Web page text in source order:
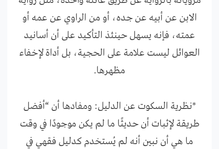
الابن عن أبيه عن جده، أو من الراوي عن عمه أو
عمته، فإنه يسهل حينئذ التأكيد على أن أسانيد
العوائل ليست علامة على الحجية، بل أداة لإخفاء
مظهرها.
*نظرية السكوت عن الدليل: ومفادها أن “أفضل
طريقة لإثبات أن حديثًا ما لم يكن موجودًا في وقت
ما هي أن نبين أنه لم يُستخدم كدليل فقهي في